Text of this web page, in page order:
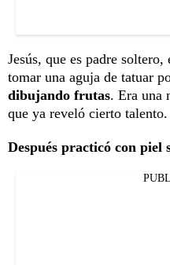
Jesús, que es padre
tomar una aguja de tatuar
dibujando frutas. Era una
que ya reveló cierto talento.
Después practicó con piel